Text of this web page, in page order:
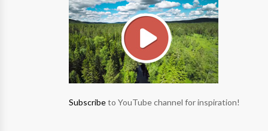
Subscribeto YouTube channel for inspiration!